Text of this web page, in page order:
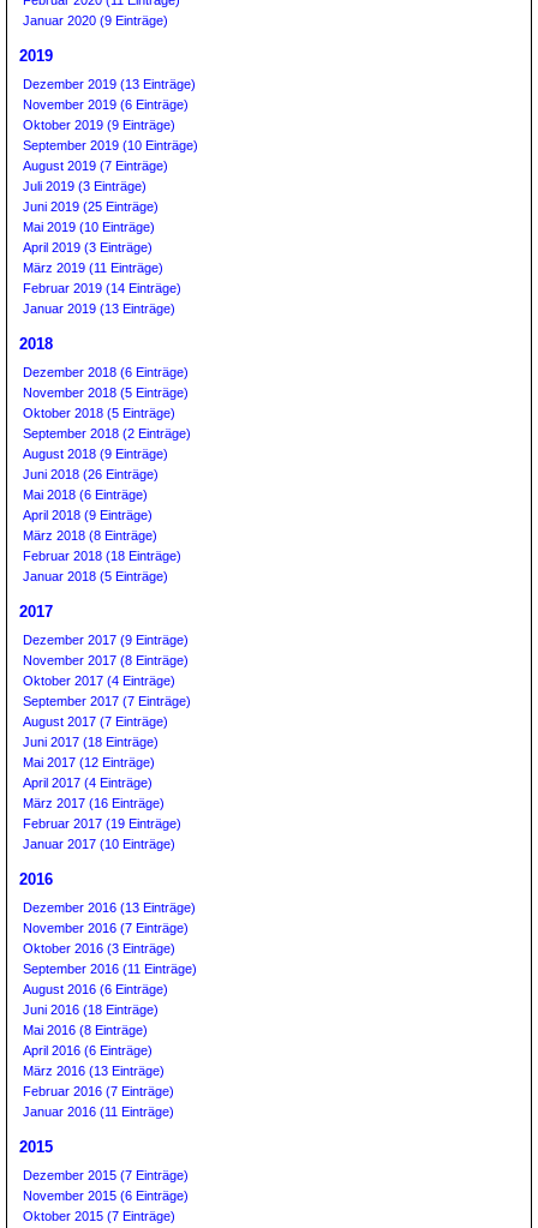
Januar 2020 (9 Einträge)
2019
Dezember 2019 (13 Einträge)
November 2019 (6 Einträge)
Oktober 2019 (9 Einträge)
September 2019 (10 Einträge)
August 2019 (7 Einträge)
Juli 2019 (3 Einträge)
Juni 2019 (25 Einträge)
Mai 2019 (10 Einträge)
April 2019 (3 Einträge)
März 2019 (11 Einträge)
Februar 2019 (14 Einträge)
Januar 2019 (13 Einträge)
2018
Dezember 2018 (6 Einträge)
November 2018 (5 Einträge)
Oktober 2018 (5 Einträge)
September 2018 (2 Einträge)
August 2018 (9 Einträge)
Juni 2018 (26 Einträge)
Mai 2018 (6 Einträge)
April 2018 (9 Einträge)
März 2018 (8 Einträge)
Februar 2018 (18 Einträge)
Januar 2018 (5 Einträge)
2017
Dezember 2017 (9 Einträge)
November 2017 (8 Einträge)
Oktober 2017 (4 Einträge)
September 2017 (7 Einträge)
August 2017 (7 Einträge)
Juni 2017 (18 Einträge)
Mai 2017 (12 Einträge)
April 2017 (4 Einträge)
März 2017 (16 Einträge)
Februar 2017 (19 Einträge)
Januar 2017 (10 Einträge)
2016
Dezember 2016 (13 Einträge)
November 2016 (7 Einträge)
Oktober 2016 (3 Einträge)
September 2016 (11 Einträge)
August 2016 (6 Einträge)
Juni 2016 (18 Einträge)
Mai 2016 (8 Einträge)
April 2016 (6 Einträge)
März 2016 (13 Einträge)
Februar 2016 (7 Einträge)
Januar 2016 (11 Einträge)
2015
Dezember 2015 (7 Einträge)
November 2015 (6 Einträge)
Oktober 2015 (7 Einträge)